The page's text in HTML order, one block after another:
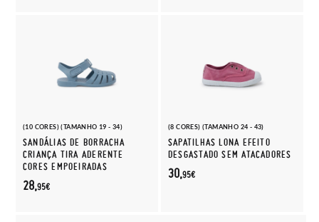
(10 CORES) (TAMANHO 19 - 34)
SANDÁLIAS DE BORRACHA
CRIANÇA TIRA ADERENTE
CORES EMPOEIRADAS
28,95€
(8 CORES) (TAMANHO 24 - 43)
SAPATILHAS LONA EFEITO
DESGASTADO SEM ATACADORES
30,95€